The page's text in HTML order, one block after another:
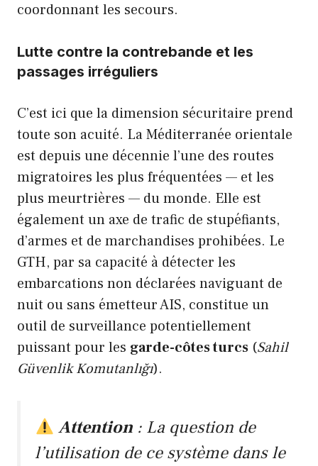
coordonnant les secours.
Lutte contre la contrebande et les
passages irréguliers
C’est ici que la dimension sécuritaire prend
toute son acuité. La Méditerranée orientale
est depuis une décennie l’une des routes
migratoires les plus fréquentées — et les
plus meurtrières — du monde. Elle est
également un axe de trafic de stupéfiants,
d’armes et de marchandises prohibées. Le
GTH, par sa capacité à détecter les
embarcations non déclarées naviguant de
nuit ou sans émetteur AIS, constitue un
outil de surveillance potentiellement
puissant pour les garde-côtes turcs (Sahil
Güvenlik Komutanlığı).
Attention : La question de
l’utilisation de ce système dans le